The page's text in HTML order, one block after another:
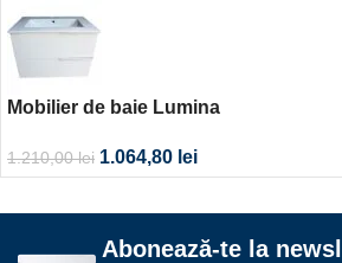
Mobilier de baie Lumina
1.210,00lei 1.064,80 lei
Abonează-te la